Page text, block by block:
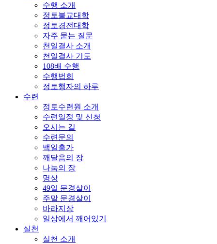
수행 소개
정토불교대학
정토경전대학
자주 묻는 질문
천일결사 소개
천일결사 기도
108배 수행
수행법회
정토행자의 하루
수련
정토수련원 소개
수련일정 및 신청
오시는 길
수련문의
백일출가
깨달음의 장
나눔의 장
명상
49일 문경살이
주말 문경살이
바라지장
일상에서 깨어있기
실천
실천 소개